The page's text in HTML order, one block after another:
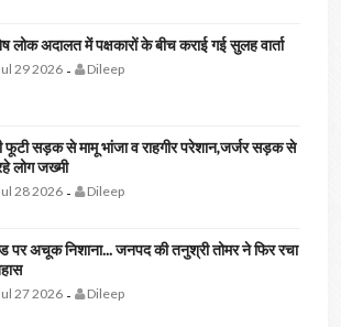
लोक अदालत में पक्षकारों के बीच कराई गई सुलह वार्ता
29 2026- Dileep
फूटी सड़क से मामू भांजा व राहगीर परेशान,जर्जर सड़क से
लोग जख्मी
28 2026- Dileep
पर अचूक निशाना... जनपद की तनुश्री तोमर ने फिर रचा
27 2026- Dileep